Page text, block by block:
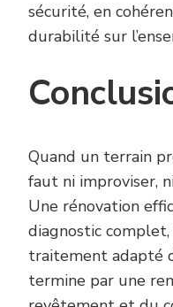
sécurité, en
durabilité sur
Quand un terrain
faut ni improviser,
Une rénovation
diagnostic
traitement adapté
termine par une